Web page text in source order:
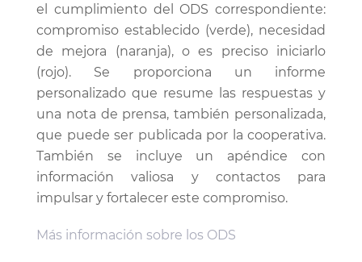
el cumplimiento del ODS correspondiente:
compromiso establecido (verde), necesidad
de mejora (naranja), o es preciso iniciarlo
(rojo). Se proporciona un informe
personalizado que resume las respuestas y
una nota de prensa, también personalizada,
que puede ser publicada por la cooperativa.
También se incluye un apéndice con
información valiosa y contactos para
impulsar y fortalecer este compromiso.
Más información sobre los ODS